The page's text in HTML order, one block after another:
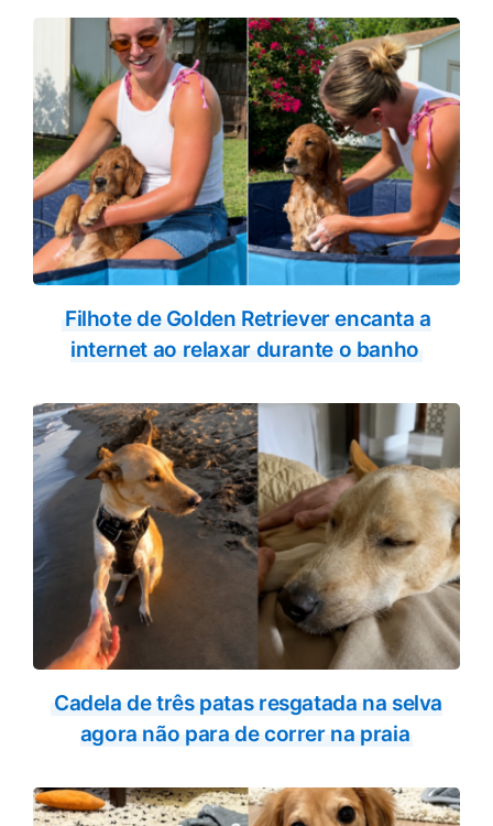
Filhote de Golden Retriever encanta a
internet ao relaxar durante o banho
Cadela de três patas resgatada na selva
agora não para de correr na praia